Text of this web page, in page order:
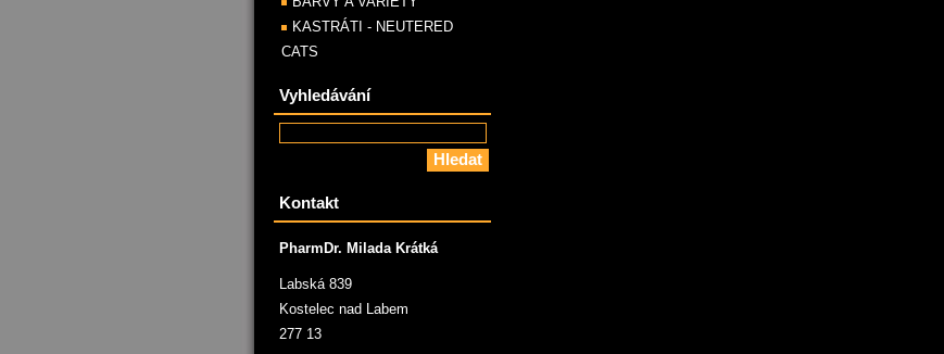
KASTRÁTI - NEUTERED
CATS
Vyhledávání
Kontakt
PharmDr. Milada Krátká
Labská 839
Kostelec nad Labem
277 13